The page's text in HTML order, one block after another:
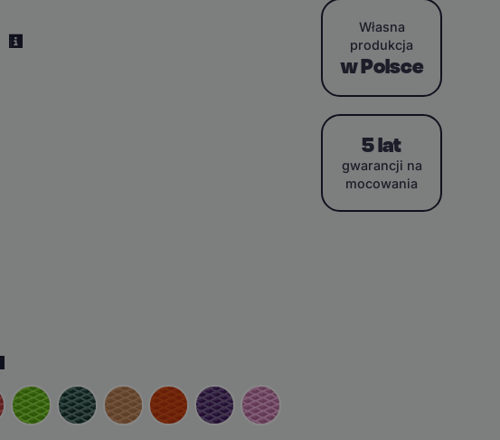
Własna
produkcja
w Polsce
5 lat
gwarancji na
mocowania